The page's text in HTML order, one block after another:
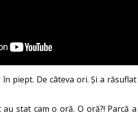
piept. De câteva ori. Și a răsuflat
stat cam o oră. O oră?! Parcă a